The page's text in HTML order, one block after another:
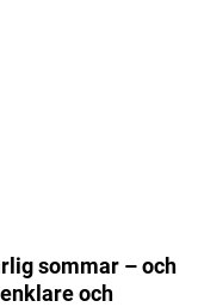
sommar – och
och